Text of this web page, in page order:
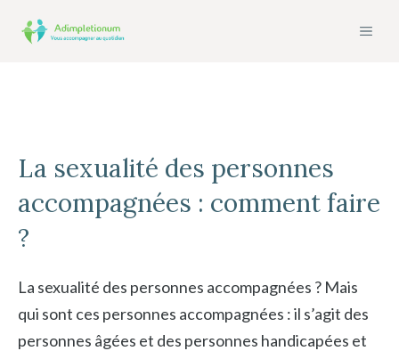
La sexualité des personnes
accompagnées : comment faire
?
La sexualité des personnes accompagnées ? Mais
qui sont ces personnes accompagnées : il s’agit des
personnes âgées et des personnes handicapées et